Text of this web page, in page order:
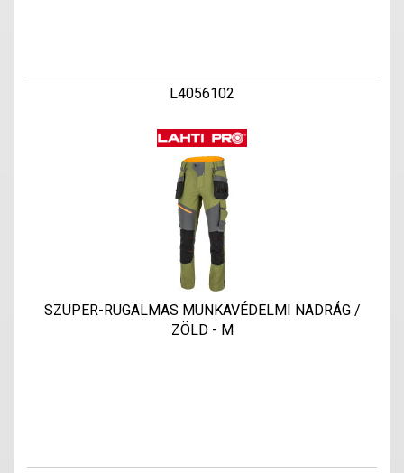
L4056102
SZUPER-RUGALMAS MUNKAVÉDELMI NADRÁG /
ZÖLD - M